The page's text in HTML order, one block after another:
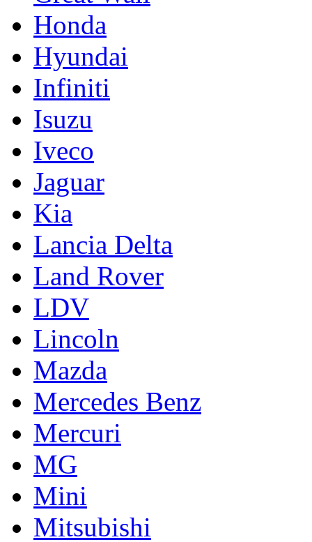
Honda
Hyundai
Infiniti
Isuzu
Iveco
Jaguar
Kia
Lancia Delta
Land Rover
LDV
Lincoln
Mazda
Mercedes Benz
Mercuri
MG
Mini
Mitsubishi